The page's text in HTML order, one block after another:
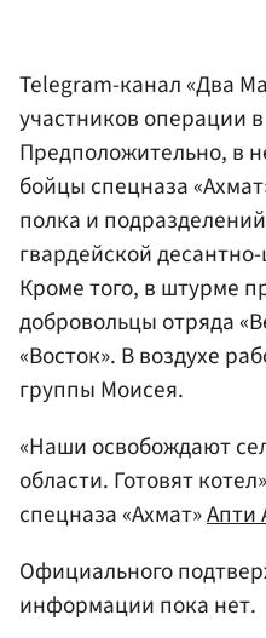
Telegram-канал «Два
участников операции
Предположительно, в
бойцы спецназа
полка и
гвардейской
Кроме того, в штурме
добровольцы отряда
«Восток». В воздухе
группы Моисея.
«Наши освобождают
области. Готовят
спецназа «Ахмат»Апти
Официального
информации пока нет.